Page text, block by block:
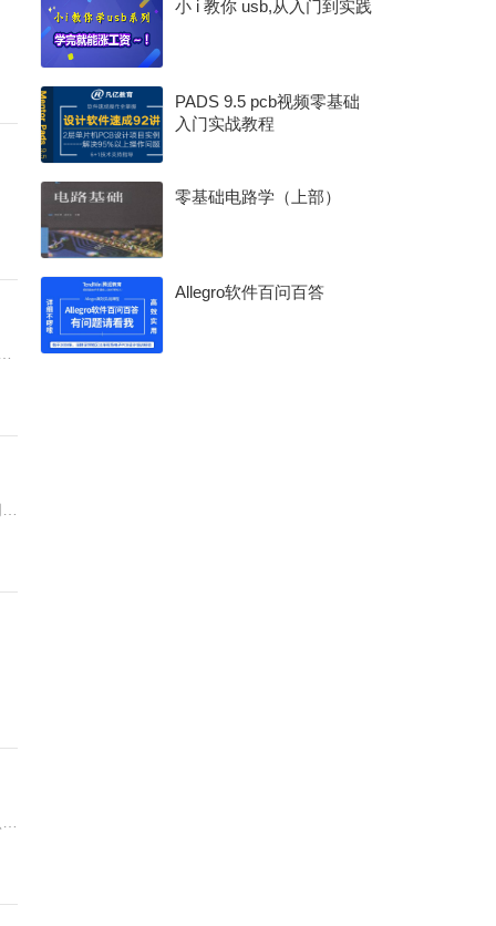
小 i 教你 usb,从入门到实践
PADS 9.5 pcb视频零基础
入门实战教程
零基础电路学（上部）
Allegro软件百问百答